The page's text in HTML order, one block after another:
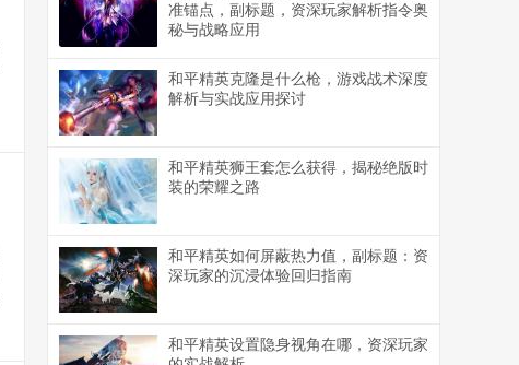
准锚点，副标题，资深玩家解析指令奥
秘与战略应用
和平精英克隆是什么枪，游戏战术深度
解析与实战应用探讨
和平精英狮王套怎么获得，揭秘绝版时
装的荣耀之路
和平精英如何屏蔽热力值，副标题：资
深玩家的沉浸体验回归指南
和平精英设置隐身视角在哪，资深玩家